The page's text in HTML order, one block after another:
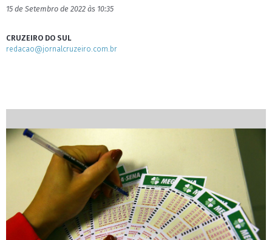
15 de Setembro de 2022 às 10:35
CRUZEIRO DO SUL
redacao@jornalcruzeiro.com.br